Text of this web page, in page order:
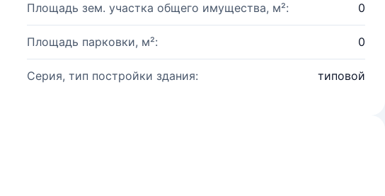
Площадь зем. участка общего имущества, м²: 0
Площадь парковки, м²: 0
Серия, тип постройки здания: типовой